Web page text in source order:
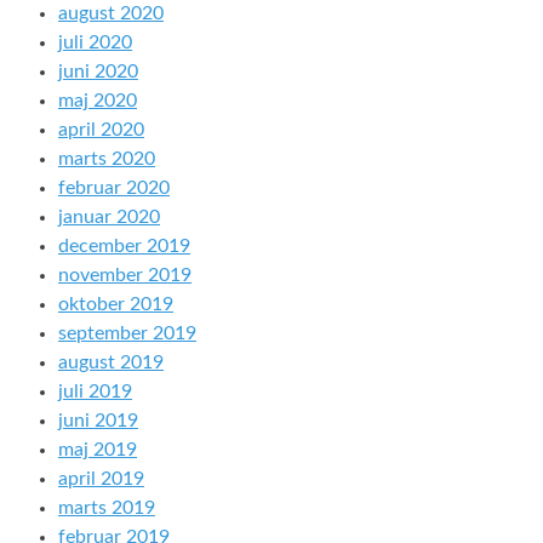
august 2020
juli 2020
juni 2020
maj 2020
april 2020
marts 2020
februar 2020
januar 2020
december 2019
november 2019
oktober 2019
september 2019
august 2019
juli 2019
juni 2019
maj 2019
april 2019
marts 2019
februar 2019